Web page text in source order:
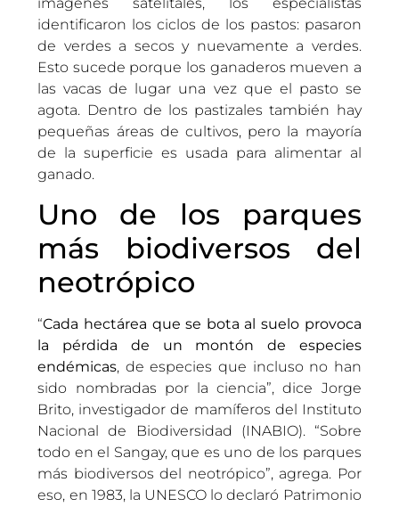
identificaron los ciclos de los pastos: pasaron
de verdes a secos y nuevamente a verdes.
Esto sucede porque los ganaderos mueven a
las vacas de lugar una vez que el pasto se
agota. Dentro de los pastizales también hay
pequeñas áreas de cultivos, pero la mayoría
de la superficie es usada para alimentar al
ganado.
Uno de los parques
más biodiversos del
neotrópico
“Cada hectárea que se bota al suelo provoca
la pérdida de un montón de especies
endémicas, de especies que incluso no han
sido nombradas por la ciencia”, dice Jorge
Brito, investigador de mamíferos del Instituto
Nacional de Biodiversidad (INABIO). “Sobre
todo en el Sangay, que es uno de los parques
más biodiversos del neotrópico”, agrega. Por
eso, en 1983, la UNESCO lo declaró Patrimonio